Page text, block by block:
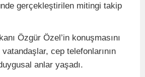
gerçekleştirilen mitingi takip
Özgür Özel’in konuşmasını
cep telefonlarının
anlar yaşadı.